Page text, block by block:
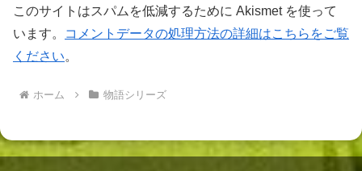
このサイトはスパムを低減するために Akismet を使って
います。
コメントデータの処理方法の詳細はこちらをご覧
ください。
ホーム 物語シリーズ